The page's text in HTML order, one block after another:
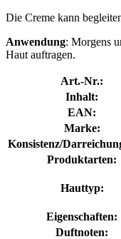
Die Creme kann
Anwendung: Morgens
Haut auftragen.
Art.-Nr.:
Inhalt:
EAN:
Marke:
Konsistenz/
Produktarten:
Hauttyp:
Eigenschaften:
Duftnoten: